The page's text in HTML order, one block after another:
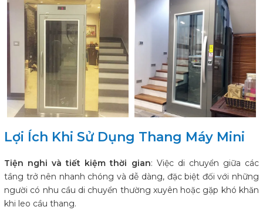
Lợi Ích Khi Sử Dụng Thang Máy Mini
Tiện nghi và tiết kiệm thời gian: Việc di chuyển giữa các
tầng trở nên nhanh chóng và dễ dàng, đặc biệt đối với những
người có nhu cầu di chuyển thường xuyên hoặc gặp khó khăn
khi leo cầu thang.